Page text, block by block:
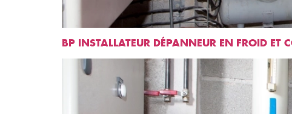
BP INSTALLATEUR DÉPANNEUR EN FROID ET